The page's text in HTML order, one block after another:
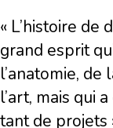
« L’histoire de
grand esprit
l’anatomie,
l’art, mais qui
tant de projets